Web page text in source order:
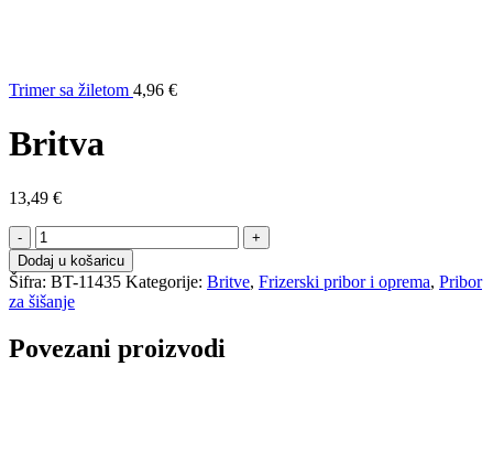
Trimer sa žiletom 4,96 €
Britva
13,49 €
Britva
količina
Dodaj u košaricu
Šifra: BT-11435 Kategorije: Britve, Frizerski pribor i oprema, Pribor
za šišanje
Povezani proizvodi